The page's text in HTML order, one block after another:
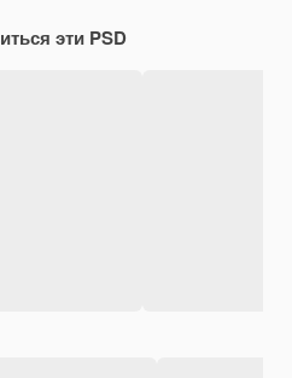
эти PSD